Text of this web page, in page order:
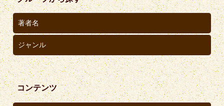
著者名
ジャンル
コンテンツ